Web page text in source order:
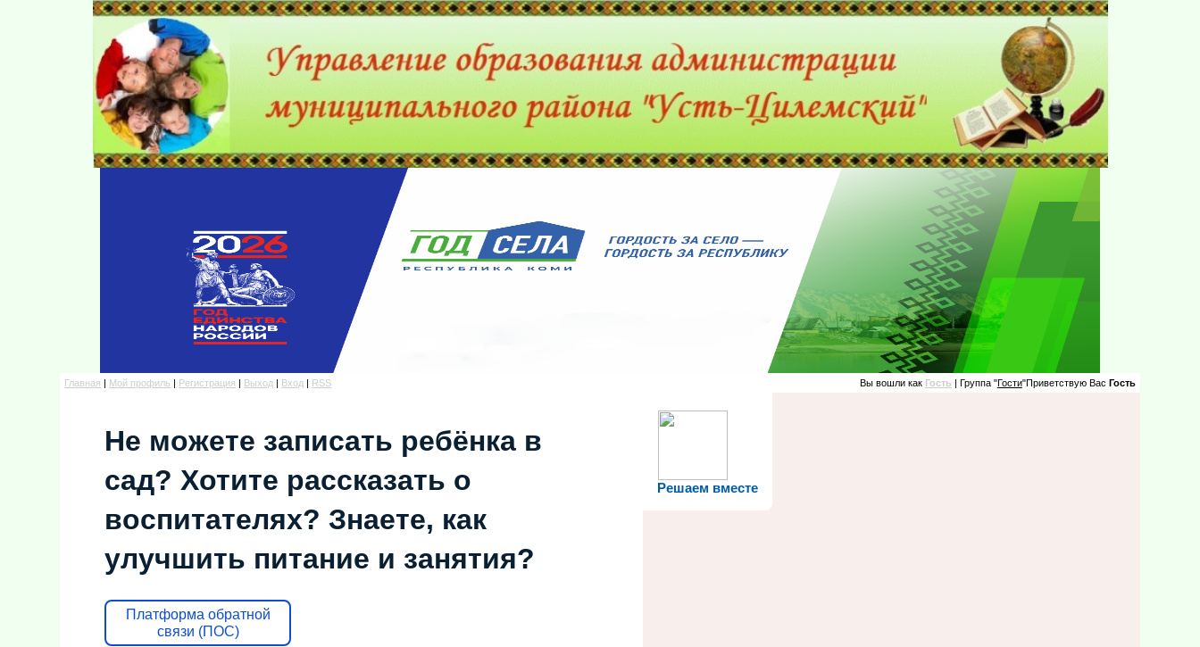
Главная | Мой профиль | Регистрация | Выход | Вход | RSS Вы вошли как Гость | Группа "Гости"Приветствую Вас Гость
Решаем вместе
Не можете записать ребёнка в
сад? Хотите рассказать о
воспитателях? Знаете, как
улучшить питание и занятия?
Платформа обратной
связи (ПОС)